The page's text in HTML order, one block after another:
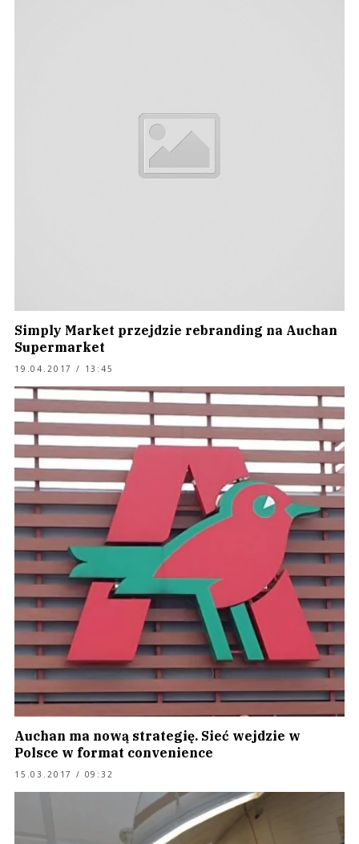
Simply Market przejdzie rebranding na Auchan
Supermarket
19.04.2017 / 13:45
Auchan ma nową strategię. Sieć wejdzie w
Polsce w format convenience
15.03.2017 / 09:32